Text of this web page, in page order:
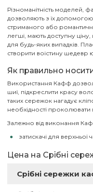
Різноманітність моделей,
дозволяють з їх
стриманого або
легші, мають доступну
для будь-яких випадків.
створити воістину шедевр
Як правильно
Використання Кафф
шиї, підкреслити красу
таких сережок нагадує
необхідності проколювати
Залежно від виконання
затискачі для
кріплення у вигляді
намистин і огинає вухо
кріплення у вигляді
Цена на Срібні
Срібні сережки